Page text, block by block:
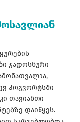
ჯადოსნური
ჰოგვორტსში
თავიანთი
დაიწყეს.